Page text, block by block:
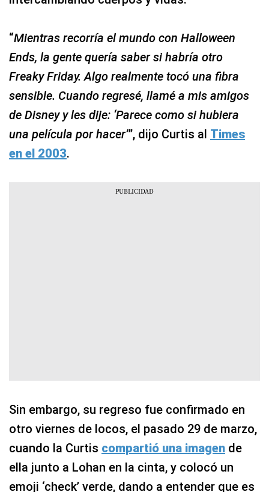
“Mientras recorría el mundo con Halloween
Ends, la gente quería saber si habría otro
Freaky Friday. Algo realmente tocó una fibra
sensible. Cuando regresé, llamé a mis amigos
de Disney y les dije: ‘Parece como si hubiera
una película por hacer’”, dijo Curtis al Times
en el 2003.
Sin embargo, su regreso fue confirmado en
otro viernes de locos, el pasado 29 de marzo,
cuando la Curtis compartió una imagen de
ella junto a Lohan en la cinta, y colocó un
emoji ‘check’ verde, dando a entender que es